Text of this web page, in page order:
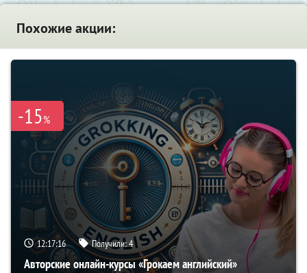
Похожие акции:
-15%
12:17:15 Получили:4
Авторские онлайн-курсы «Грокаем английский»